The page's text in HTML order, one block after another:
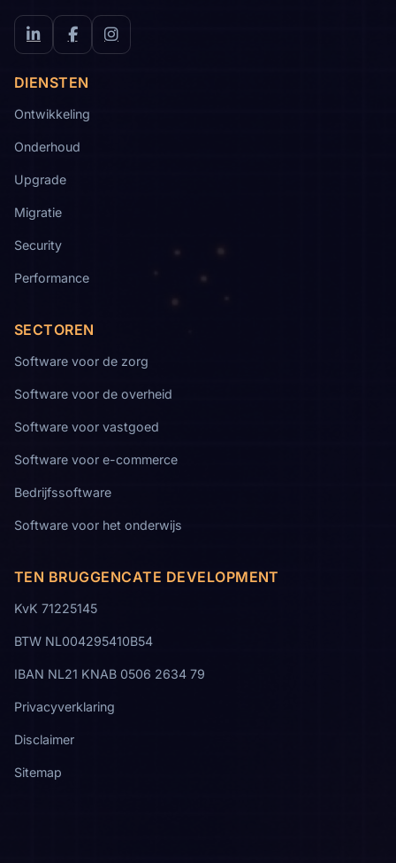
LinkedInFacebookInstagram
DIENSTEN
Ontwikkeling
Onderhoud
Upgrade
Migratie
Security
Performance
SECTOREN
Software voor de zorg
Software voor de overheid
Software voor vastgoed
Software voor e-commerce
Bedrijfssoftware
Software voor het onderwijs
TEN BRUGGENCATE DEVELOPMENT
KvK 71225145
BTW NL004295410B54
IBAN NL21 KNAB 0506 2634 79
Privacyverklaring
Disclaimer
Sitemap